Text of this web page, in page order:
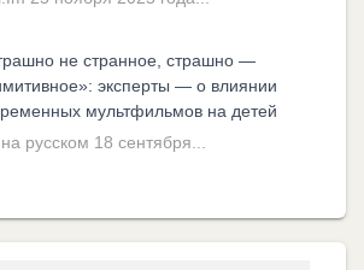
не странное, страшно —
эксперты — о влиянии
мультфильмов на детей
русском 18 сентября...